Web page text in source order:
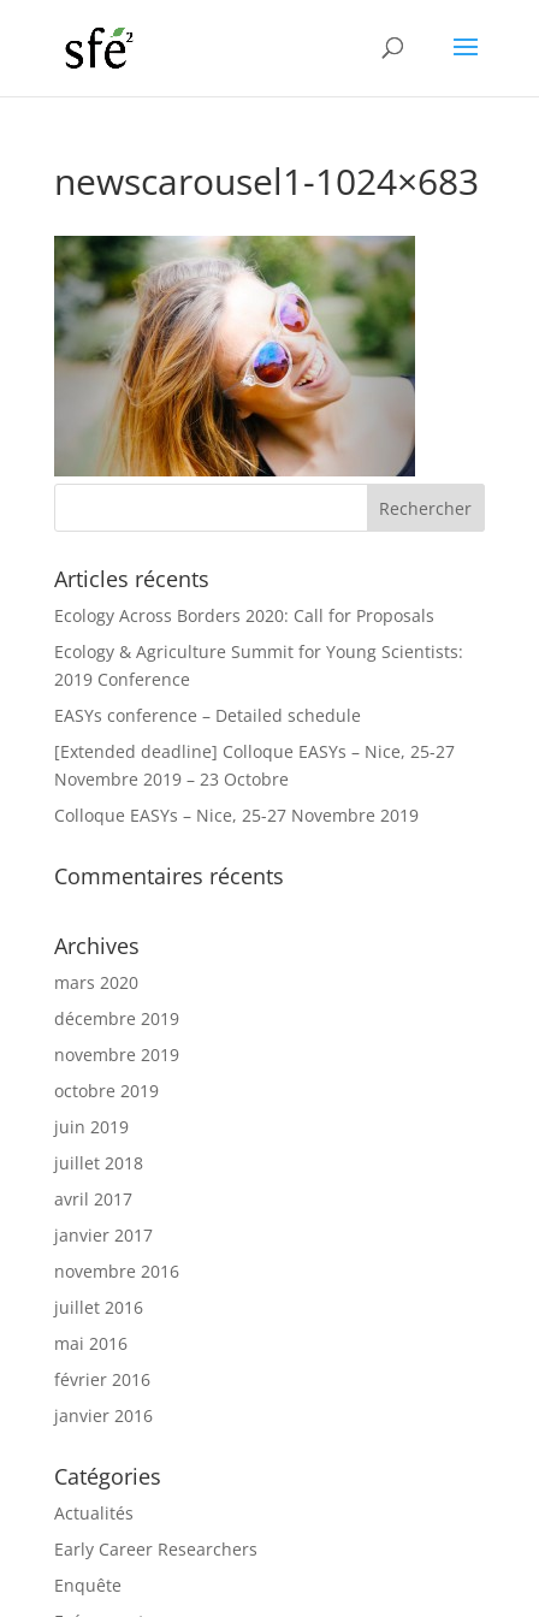
newscarousel1-1024×683
Articles récents
Ecology Across Borders 2020: Call for Proposals
Ecology & Agriculture Summit for Young Scientists:
2019 Conference
EASYs conference – Detailed schedule
[Extended deadline] Colloque EASYs – Nice, 25-27
Novembre 2019 – 23 Octobre
Colloque EASYs – Nice, 25-27 Novembre 2019
Commentaires récents
Archives
mars 2020
décembre 2019
novembre 2019
octobre 2019
juin 2019
juillet 2018
avril 2017
janvier 2017
novembre 2016
juillet 2016
mai 2016
février 2016
janvier 2016
Catégories
Actualités
Early Career Researchers
Enquête